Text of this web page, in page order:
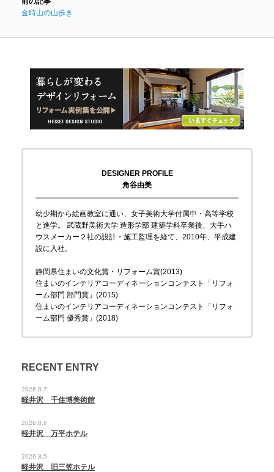
金時山の山歩き
DESIGNER PROFILE
角谷由美
幼少期から絵画教室に通い、女子美術大学付属中・高等学校
と進学。 武蔵野美術大学 造形学部 建築学科卒業後、大手ハ
ウスメーカー２社の設計・施工監理を経て、2010年、平成建
設に入社。
静岡県住まいの文化賞・リフォーム賞(2013)
住まいのインテリアコーディネーションコンテスト「リフォ
ーム部門 部門賞」(2015)
住まいのインテリアコーディネーションコンテスト「リフォ
ーム部門 優秀賞」(2018)
RECENT ENTRY
2026.8.7
軽井沢 千住博美術館
2026.8.6
軽井沢 万平ホテル
2026.8.5
軽井沢 旧三笠ホテル